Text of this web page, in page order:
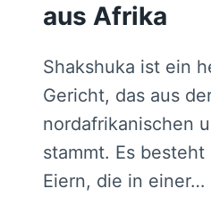
aus Afrika
Shakshuka ist ein
Gericht, das aus
nordafrikanischen
stammt. Es
Eiern, die in einer…